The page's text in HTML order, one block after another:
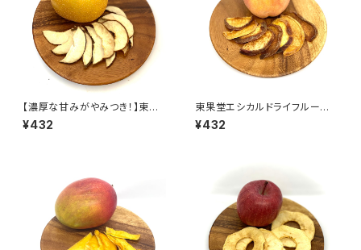
【濃厚な甘みがやみつき！】東果
堂エシカルドライフルーツ 梨
¥432
東果堂エシカルドライフルー
ツ 桃
¥432